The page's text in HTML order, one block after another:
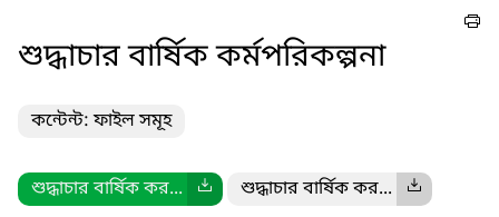
শুদ্ধাচার বার্ষিক কর্মপরিকল্পনা
কন্টেন্ট: ফাইল সমূহ
শুদ্ধাচার বার্ষিক কর... শুদ্ধাচার বার্ষিক কর...